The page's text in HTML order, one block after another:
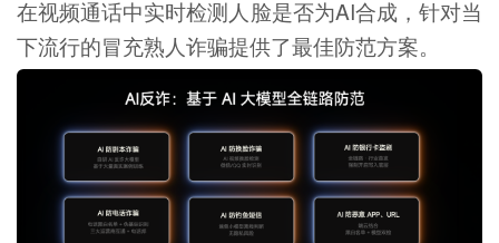
在视频通话中实时检测人脸是否为AI合成，针对当
下流行的冒充熟人诈骗提供了最佳防范方案。